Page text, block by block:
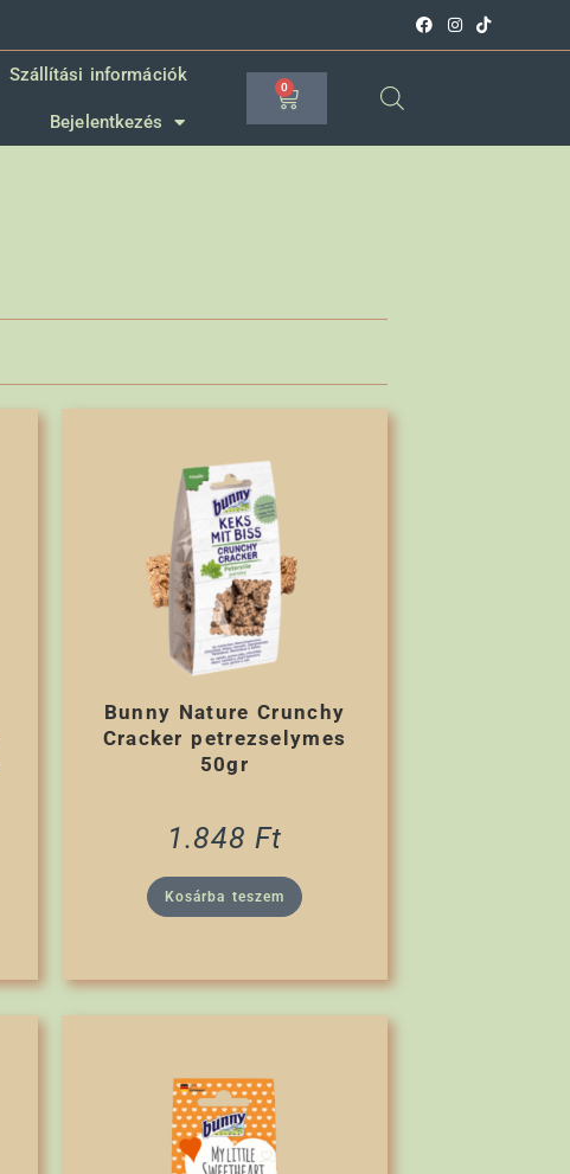
Szállítási információk
Bejelentkezés
0
Bunny Nature Crunchy
Cracker petrezselymes
50gr
1.848 Ft
Kosárba teszem